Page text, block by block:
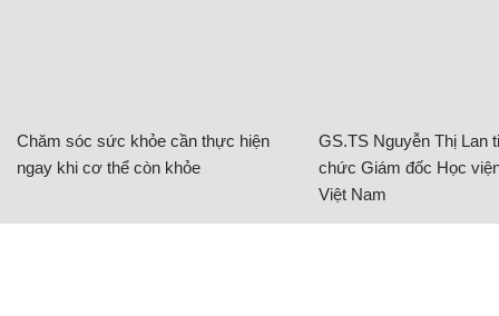
Chăm sóc sức khỏe cần thực hiện
ngay khi cơ thể còn khỏe
GS.TS Nguyễn Thị Lan
chức Giám đốc Học
Việt Nam